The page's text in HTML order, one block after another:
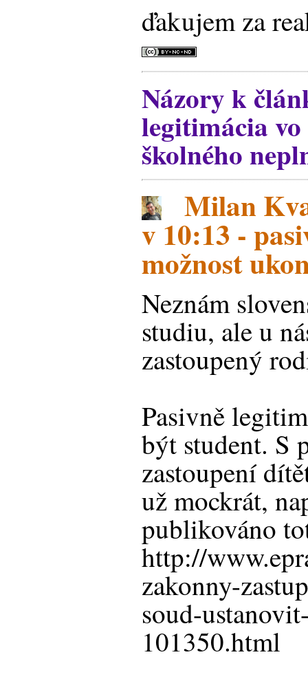
ďakujem za
Názory k
legitimácia
školného
Milan
v 10:13 -
možnost
Neznám
studiu, ale u
zastoupený
Pasivně
být student. S
zastoupení
už mockrát,
publikováno
http://
zakonny-
soud-
101350.html